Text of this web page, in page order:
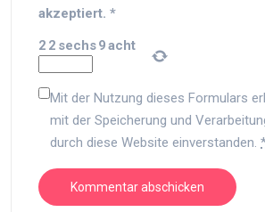
akzeptiert. *
2 2 sechs9acht
Mit der Nutzung dieses Formulars
mit der Speicherung und
durch diese Website einverstanden.